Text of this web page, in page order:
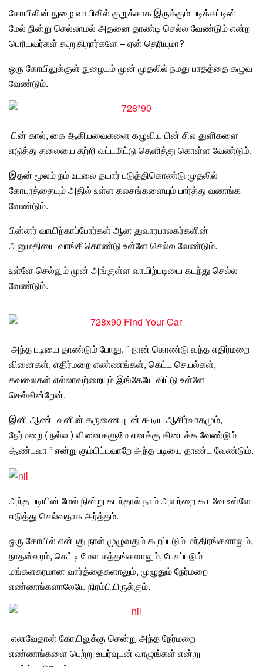
கோயிலின் நுழை வாயிலில் குறுக்காக இருக்கும் படிக்கட்டின்
மேல் நின்று செல்லாமல் அதனை தாண்டி செல்ல வேண்டும் என்ற
பெரியவர்கள் கூறுகிறார்களே – ஏன் தெரியுமா?
ஒரு கோயிலுக்குள் நுழையும் முன் முதலில் நமது பாதத்தை கழுவ
வேண்டும்.
பின் கால், கைஆகியவைகளை கழுவிய பின் சில துளிகளை
எடுத்து தலையை சுற்றி வட்டமிட்டு தெளித்து கொள்ள வேண்டும்.
இதன் மூலம் நம் உடலை தயார் படுத்திகொண்டு முதலில்
கோபுரத்தையும் அதில் உள்ள கலசங்களையும் பார்த்து வணங்க
வேண்டும்.
பின்னர் வாயிற்காப்போர்கள் ஆன துவாரபாலகர்களின்
அனுமதியை வாங்கிகொண்டு உள்ளே செல்ல வேண்டும்.
உள்ளே செல்லும் முன் அங்குள்ள வாயிற்படியை கடந்து செல்ல
வேண்டும்.
அந்த படியை தாண்டும் போது, ”நான் கொண்டு வந்த எதிர்மறை
வினைகள், எதிர்மறை எண்ணங்கள், கெட்ட செயல்கள்,
கவலைகள் எல்லாவற்றையும் இங்கேயே விட்டு உள்ளே
செல்கின்றேன்.
இனி ஆண்டவனின் கருணையுடன் கூடிய ஆசிர்வாதமும்,
நேர்மறை ( நல்ல ) வினைகளுமே எனக்கு கிடைக்க வேண்டும்
ஆண்டவா ” என்று கும்பிட்டவாறே அந்த படியை தாண்ட வேண்டும்.
அந்த படியின் மேல் நின்று கடந்தால் நாம் அவற்றைகூடவே உள்ளே
எடுத்து செல்வதாக அர்த்தம்.
ஒரு கோயில் என்பது நாள் முழுவதும்கூறப்படும்மந்திரங்களாலும்,
நாதஸ்வரம், கெட்டி மேள சத்தங்களாலும், பேசப்படும்
மங்களகரமான வார்த்தைகளாலும், முழுதும் நேர்மறை
எண்ணங்களாலேயே நிரம்பியிருக்கும்.
எனவேதான் கோயிலுக்கு சென்று அந்தநேர்மறை
எண்ணங்களை பெற்று உயர்வுடன் வாழுங்கள் என்று